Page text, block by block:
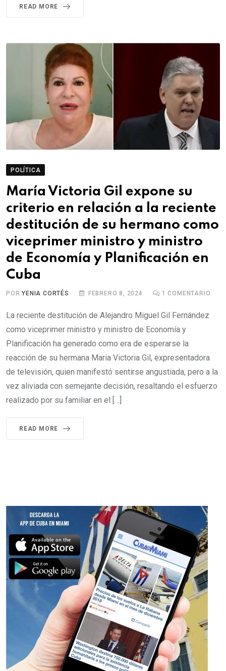
READ MORE
POLÍTICA
María Victoria Gil expone su
criterio en relación a la reciente
destitución de su hermano como
viceprimer ministro y ministro
de Economía y Planificación en
Cuba
PORYENIA CORTÉS FEBRERO 8, 2024 1 COMENTARIO
La reciente destitución de Alejandro Miguel Gil Fernández
como viceprimer ministro y ministro de Economía y
Planificación ha generado como era de esperarse la
reacción de su hermana Maria Victoria Gil, expresentadora
de televisión, quien manifestó sentirse angustiada, pero a la
vez aliviada con semejante decisión, resaltando el esfuerzo
realizado por su familiar en el […]
READ MORE